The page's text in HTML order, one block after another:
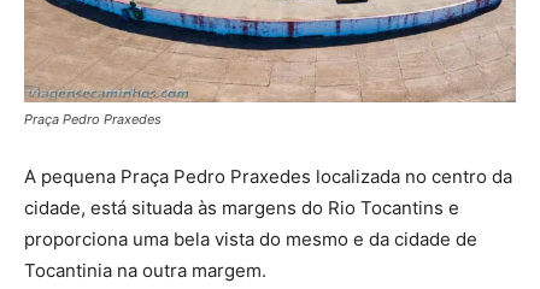
Praça Pedro Praxedes
A pequena Praça Pedro Praxedes localizada no centro da
cidade, está situada às margens do Rio Tocantins e
proporciona uma bela vista do mesmo e da cidade de
Tocantinia na outra margem.